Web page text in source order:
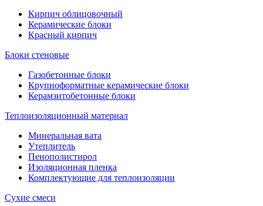
Кирпич облицовочный
Керамические блоки
Красный кирпич
Блоки стеновые
Газобетонные блоки
Крупноформатные керамические блоки
Керамзитобетонные блоки
Теплоизоляционный материал
Минеральная вата
Утеплитель
Пенополистирол
Изоляционная пленка
Комплектующие для теплоизоляции
Сухие смеси